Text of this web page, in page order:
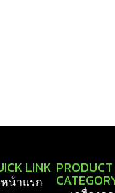
LINK
หน้าแรก
PRODUCT